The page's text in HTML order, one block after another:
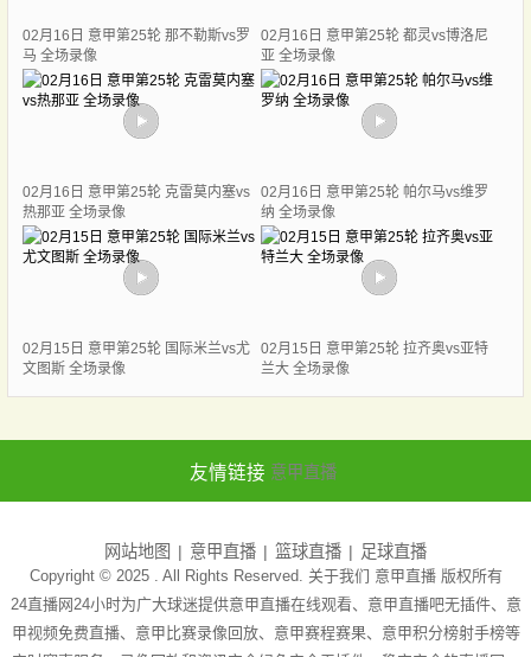
02月16日 意甲第25轮 那不勒斯vs罗
马 全场录像
02月16日 意甲第25轮 都灵vs博洛尼
亚 全场录像
02月16日 意甲第25轮 克雷莫内塞vs
热那亚 全场录像
02月16日 意甲第25轮 帕尔马vs维罗
纳 全场录像
02月15日 意甲第25轮 国际米兰vs尤
文图斯 全场录像
02月15日 意甲第25轮 拉齐奥vs亚特
兰大 全场录像
友情链接 意甲直播
网站地图 意甲直播 篮球直播 足球直播
Copyright © 2025 . All Rights Reserved. 关于我们 意甲直播版权所有
24直播网24小时为广大球迷提供意甲直播在线观看、意甲直播吧无插件、意
甲视频免费直播、意甲比赛录像回放、意甲赛程赛果、意甲积分榜射手榜等